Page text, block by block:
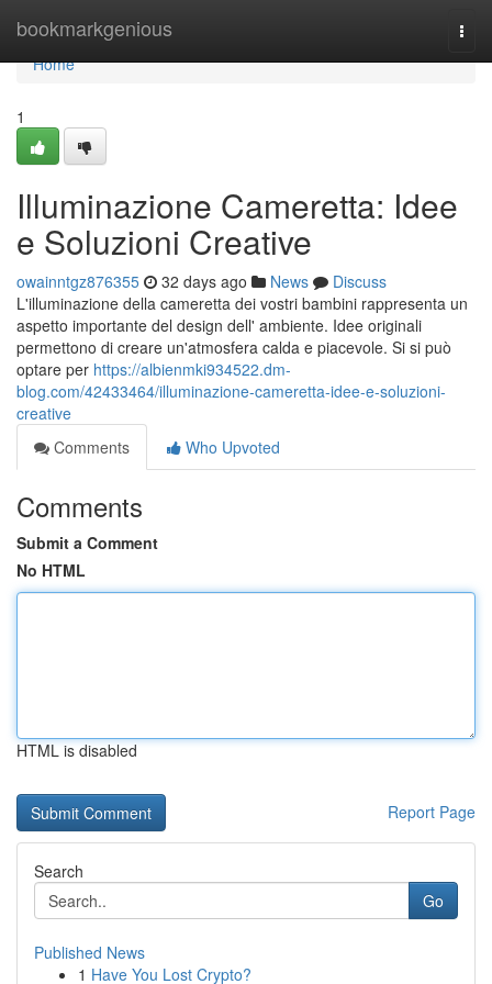
bookmarkgenious
Home
Home
1
Illuminazione Cameretta: Idee
e Soluzioni Creative
owainntgz876355 32 days ago News
Discuss
L'illuminazione della cameretta dei vostri bambini rappresenta un
aspetto importante del design dell' ambiente. Idee originali
permettono di creare un'atmosfera calda e piacevole. Si si può
optare per https://albienmki934522.dm-
blog.com/42433464/illuminazione-cameretta-idee-e-soluzioni-
creative
Comments
Who Upvoted
Comments
Submit a Comment
No HTML
HTML is disabled
Report Page
Search
Go
Published News
1 Have You Lost Crypto?